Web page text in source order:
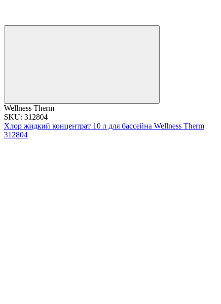
Wellness Therm
SKU: 312804
Хлор жидкий концентрат 10 л для бассейна Wellness Therm
312804